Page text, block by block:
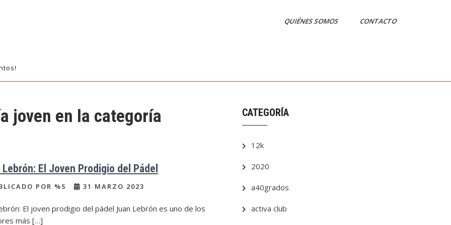
QUIÉNES SOMOS CONTACTO
joven en la categoría
El Joven Prodigio del Pádel
POR %S 31 MARZO 2023
El joven prodigio del pádel Juan Lebrón es uno de los
más […]
CATEGORÍA
12k
2020
a40grados
activa club